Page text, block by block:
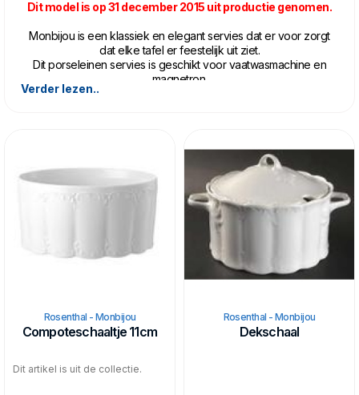
Dit model is op 31 december 2015 uit productie genomen.
Monbijou is een klassiek en elegant servies dat er voor zorgt
dat elke tafel er feestelijk uit ziet.
Dit porseleinen servies is geschikt voor vaatwasmachine en
magnetron.
Verder lezen..
Rosenthal - Monbijou
Compoteschaaltje 11cm
Dit artikel is uit de collectie.
Rosenthal - Monbijou
Dekschaal